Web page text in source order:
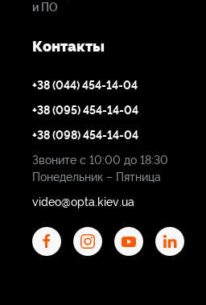
и ПО
Контакты
+38 (044) 454-14-04
+38 (095) 454-14-04
+38 (098) 454-14-04
Звоните с 10:00 до 18:30
Понедельник – Пятница
video@opta.kiev.ua